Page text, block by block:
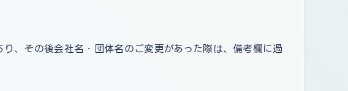
、その後会社名・団体名のご変更があった際は、備考欄に過